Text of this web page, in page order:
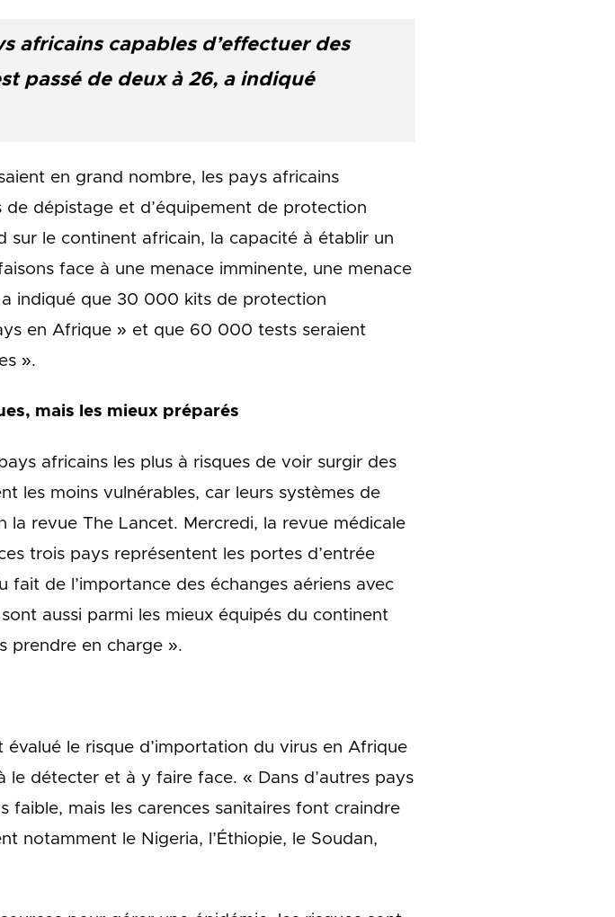
africains capables d’effectuer des
passé de deux à 26, a indiqué
en grand nombre, les pays africains
dépistage et d’équipement de protection
sur le continent africain, la capacité à établir un
face à une menace imminente, une menace
a indiqué que 30 000 kits de protection
en Afrique » et que 60 000 tests seraient
».
mais les mieux préparés
africains les plus à risques de voir surgir des
les moins vulnérables, car leurs systèmes de
revue The Lancet. Mercredi, la revue médicale
trois pays représentent les portes d’entrée
de l’importance des échanges aériens avec
aussi parmi les mieux équipés du continent
prendre en charge ».
le risque d’importation du virus en Afrique
détecter et à y faire face. « Dans d’autres pays
faible, mais les carences sanitaires font craindre
notamment le Nigeria, l’Éthiopie, le Soudan,